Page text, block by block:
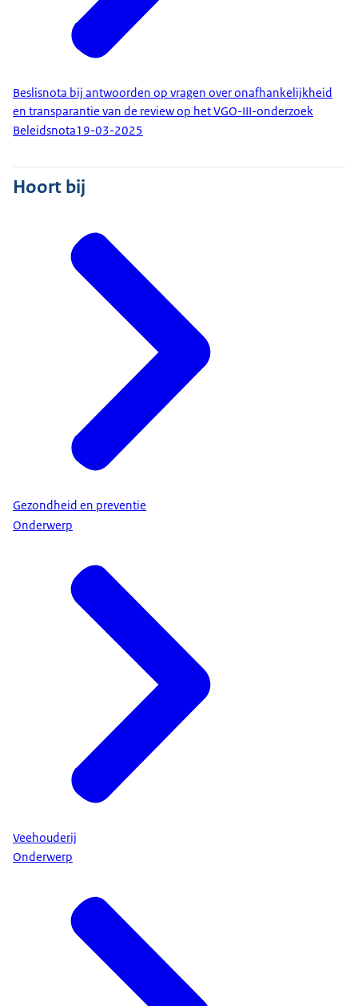
Beslisnota bij antwoorden op vragen over onafhankelijkheid
en transparantie van de review op het VGO-III-onderzoek
Beleidsnota19-03-2025
Hoort bij
Gezondheid en preventie
Onderwerp
Veehouderij
Onderwerp